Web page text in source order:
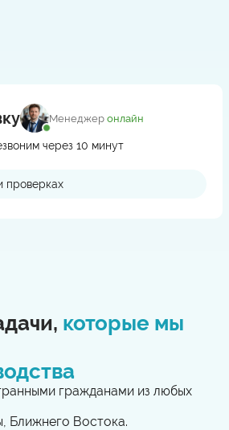
Менеджер онлайн
через 10 минут
проверках
которые мы
гражданами из любых
Ближнего Востока.